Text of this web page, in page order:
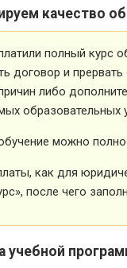
качество
полный курс
договор и
либо
образовательных
можно
как для
после чего
учебной